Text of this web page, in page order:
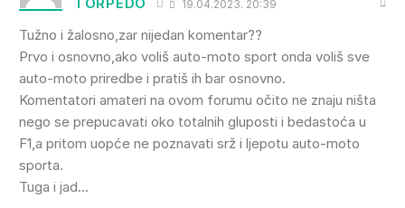
TORPEDO 19.04.2023. 20:39
Tužno i žalosno,zar nijedan komentar??
Prvo i osnovno,ako voliš auto-moto sport onda voliš sve
auto-moto priredbe i pratiš ih bar osnovno.
Komentatori amateri na ovom forumu očito ne znaju ništa
nego se prepucavati oko totalnih gluposti i bedastoća u
F1,a pritom uopće ne poznavati srž i ljepotu auto-moto
sporta.
Tuga i jad…